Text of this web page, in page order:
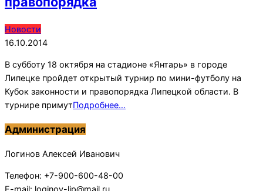
2014-
10-
Новости
16.10.2014
В субботу 18 октября на стадионе «Янтарь» в городе
Липецке пройдет открытый турнир по мини-футболу на
Кубок законности и правопорядка Липецкой области. В
турнире примутПодробнее…
Администрация
Логинов Алексей Иванович
Телефон: +7-900-600-48-00
E-mail: loginov-lip@mail.ru